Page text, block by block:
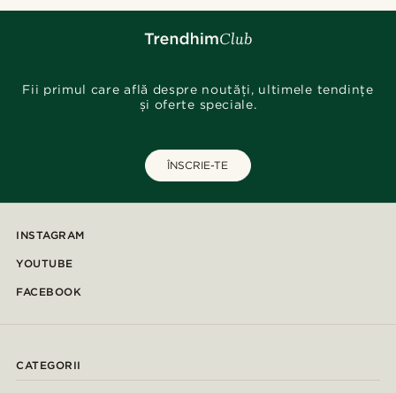
Fii primul care află despre noutăți, ultimele tendințe
și oferte speciale.
ÎNSCRIE-TE
INSTAGRAM
YOUTUBE
FACEBOOK
CATEGORII